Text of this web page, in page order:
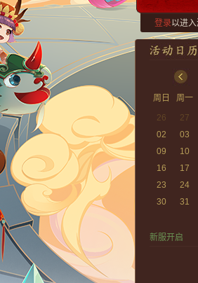
登录以进入
周日 周一
26
27
02
03
09
10
16
17
23
24
30
31
新服开启